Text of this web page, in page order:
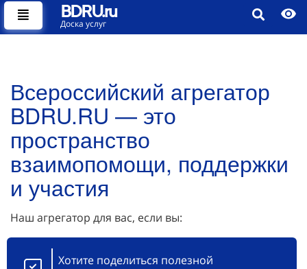
BDRU.ru
Доска услуг
Всероссийский агрегатор
BDRU.RU — это
пространство
взаимопомощи, поддержки
и участия
Наш агрегатор для вас, если вы:
Хотите поделиться полезной